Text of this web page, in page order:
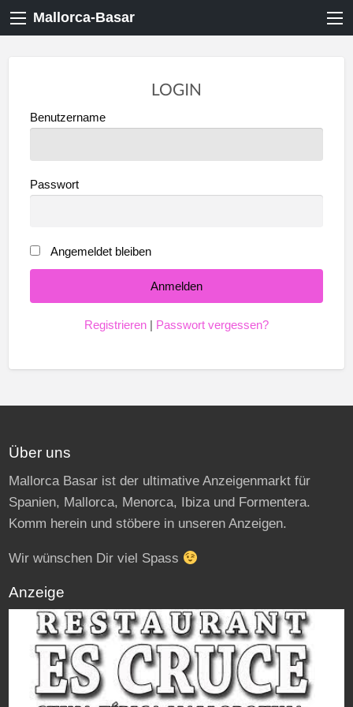
Mallorca-Basar
LOGIN
Benutzername
Passwort
Angemeldet bleiben
Registrieren Passwort vergessen?
Über uns
Mallorca Basar ist der ultimative Anzeigenmarkt für
Spanien, Mallorca, Menorca, Ibiza und Formentera.
Komm herein und stöbere in unseren Anzeigen.
Wir wünschen Dir viel Spass
Anzeige